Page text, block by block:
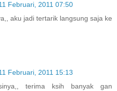
Februari, 2011 07:50
aku jadi tertarik langsung saja ke
Februari, 2011 15:13
terima ksih banyak gan